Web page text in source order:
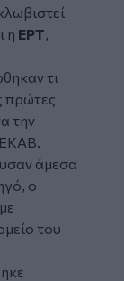
η ΕΡΤ,
τι
πρώτες
την
ΕΚΑΒ.
άμεσα
ο
του